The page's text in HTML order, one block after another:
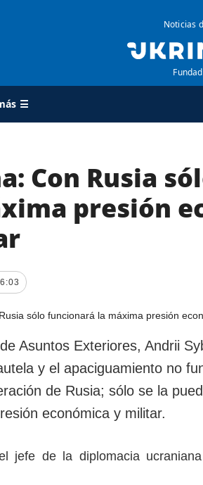
Noticias
☰
AGENCIA
contacto
protección de datos
Con Rusia
presión
Asuntos Exteriores, Andrii
y el apaciguamiento no
de Rusia; sólo se la
económica y militar.
jefe de la diplomacia